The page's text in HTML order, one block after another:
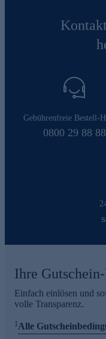
Gebührenfreie Bestell-
0800 29 88 88
Ihre
Einfach einlösen und
volle Transparenz.
1Alle